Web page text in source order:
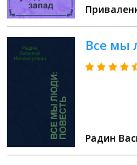
Все мы
Радин